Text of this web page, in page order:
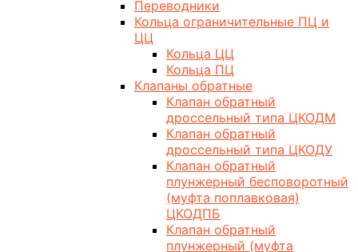
Переводники
Кольца ограничительные ПЦ и
ЦЦ
Кольца ЦЦ
Кольца ПЦ
Клапаны обратные
Клапан обратный
дроссельный типа ЦКОДМ
Клапан обратный
дроссельный типа ЦКОДУ
Клапан обратный
плунжерный бесповоротный
(муфта поплавковая)
ЦКОДПБ
Клапан обратный
плунжерный (муфта